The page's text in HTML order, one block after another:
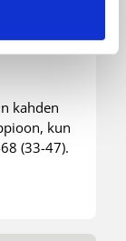
kahden
kun
(33-47).